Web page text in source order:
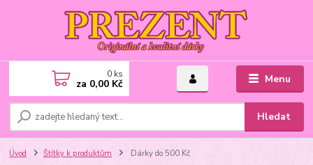
Menu
Hledat
0 ks
za 0,00 Kč
Úvod Štítky k produktům Dárky do 500 Kč